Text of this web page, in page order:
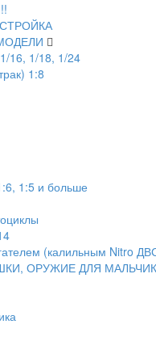
16, 1/18, 1/24
1:8
1:5 и больше
(калильным Nitro
ОРУЖИЕ ДЛЯ